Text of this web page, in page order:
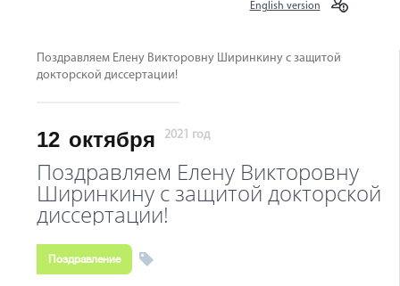
English version
Поздравляем Елену Викторовну Ширинкину с защитой
докторской диссертации!
12 октября 2021 год
Поздравляем Елену Викторовну
Ширинкину с защитой докторской
диссертации!
Поздравление